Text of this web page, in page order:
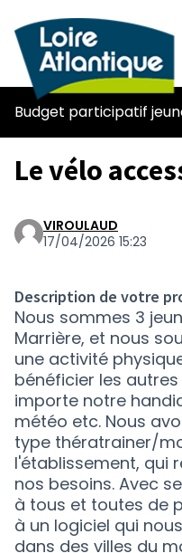
Budget participatif
Le vélo
VIROULAUD
17/04/2026 15:23
Description de votre
Nous sommes 3
Marrière, et nous
une activité
bénéficier les
importe notre
météo etc. Nous
type thératrainer/
l'établissement, qui
nos besoins. Avec
à tous et toutes de
à un logiciel qui
dans des villes du